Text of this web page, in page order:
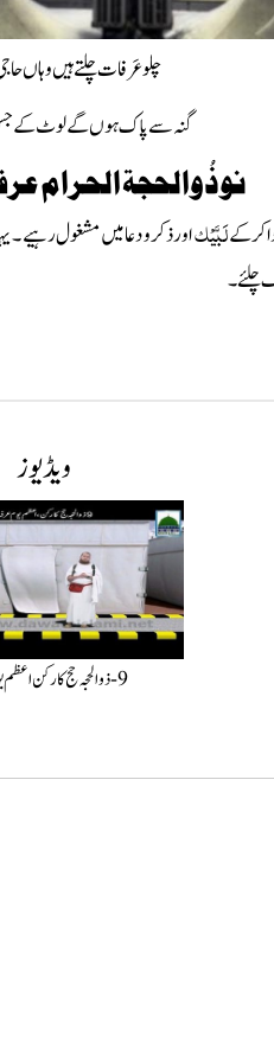
چلو عَرفات چلتے ہیں وہاں
گنہ سے پاک ہوں گے لوٹ کے
نوذُوالحجۃ الحرام
کرکےلَبَّیْکاور ذکرو دعا میںمشغول رہیے ۔
ویڈیوز
9-ذوالحجہ حج کا ركن اعظم یوم عرفہ